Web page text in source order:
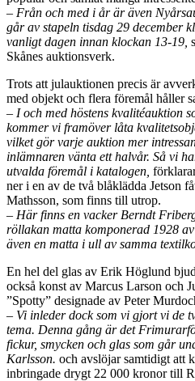
– Från och med i år är även
går av stapeln tisdag 29 december
vanligt dagen innan klockan 13-19,
Skånes auktionsverk.
Trots att julauktionen precis är
med objekt och flera föremål håller
– I och med höstens kvalitéauktion
kommer vi framöver låta
vilket gör varje auktion mer
inlämnaren vänta ett halvår. Så vi
utvalda föremål i katalogen,
ner i en av de två blåklädda Jetson
Mathsson, som finns till utrop.
– Här finns en vacker Berndt
röllakan matta komponerad 1928
även en matta i ull av samma
En hel del glas av Erik Höglund
också konst av Marcus Larson och
”Spotty” designade av Peter
– Vi inleder dock som vi gjort vi de
tema. Denna gång är det
fickur, smycken och glas som går
Karlsson. och avslöjar samtidigt att
inbringade drygt 22 000 kronor till